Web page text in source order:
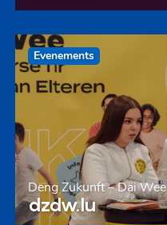
Evenements
Deng Zukunft – Däi Wee
dzdw.lu